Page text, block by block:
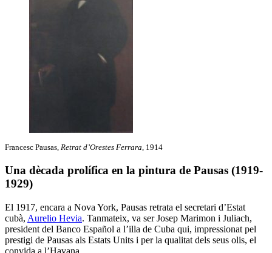
Francesc Pausas, Retrat d’Orestes Ferrara, 1914
Una dècada prolífica en la pintura de Pausas (1919-
1929)
El 1917, encara a Nova York, Pausas retrata el secretari d’Estat
cubà, Aurelio Hevia. Tanmateix, va ser Josep Marimon i Juliach,
president del Banco Español a l’illa de Cuba qui, impressionat pel
prestigi de Pausas als Estats Units i per la qualitat dels seus olis, el
convida a l’Havana.